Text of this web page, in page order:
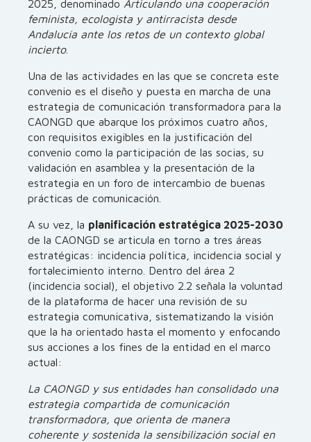
2025, denominado Articulando una cooperación
feminista, ecologista y antirracista desde
Andalucía ante los retos de un contexto global
incierto.
Una de las actividades en las que se concreta este
convenio es el diseño y puesta en marcha de una
estrategia de comunicación transformadora para la
CAONGD que abarque los próximos cuatro años,
con requisitos exigibles en la justificación del
convenio como la participación de las socias, su
validación en asamblea y la presentación de la
estrategia en un foro de intercambio de buenas
prácticas de comunicación.
A su vez, la planificación estratégica 2025-2030
de la CAONGD se articula en torno a tres áreas
estratégicas: incidencia política, incidencia social y
fortalecimiento interno. Dentro del área 2
(incidencia social), el objetivo 2.2 señala la voluntad
de la plataforma de hacer una revisión de su
estrategia comunicativa, sistematizando la visión
que la ha orientado hasta el momento y enfocando
sus acciones a los fines de la entidad en el marco
actual:
La CAONGD y sus entidades han consolidado una
estrategia compartida de comunicación
transformadora, que orienta de manera
coherente y sostenida la sensibilización social en